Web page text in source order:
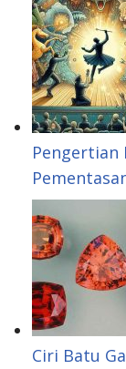
Pengertian
Ciri Batu